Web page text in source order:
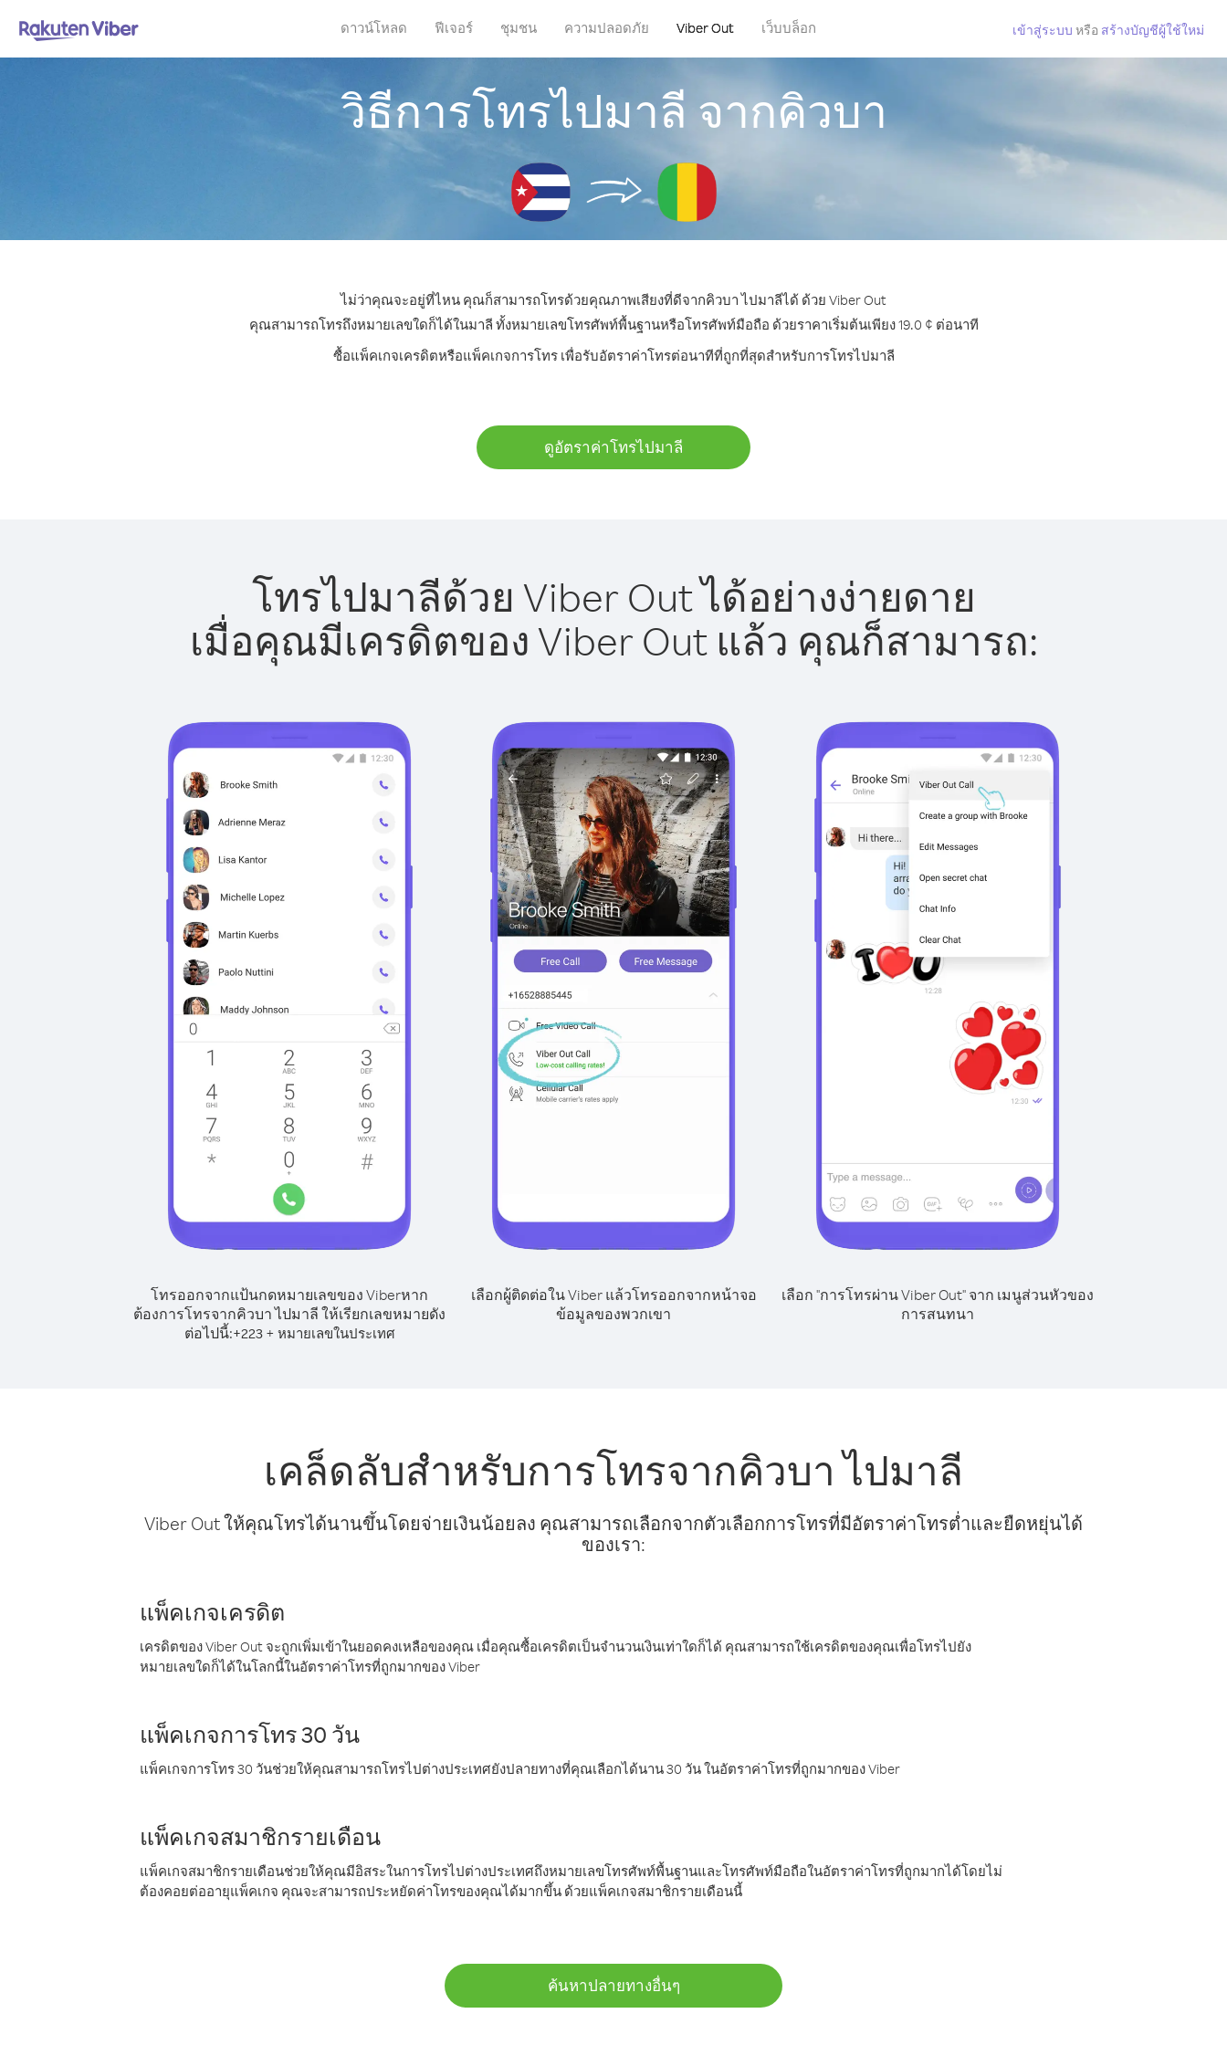
ดาวน์โหลด ฟีเจอร์ ชุมชน ความปลอดภัย Viber Out เว็บบล็อก เข้าสู่ระบบ หรือ สร้างบัญชีผู้ใช้ใหม่
วิธีการโทรไปมาลี จากคิวบา
ไม่ว่าคุณจะอยู่ที่ไหน คุณก็สามารถโทรด้วยคุณภาพเสียงที่ดีจากคิวบา ไปมาลีได้ ด้วย Viber Out
คุณสามารถโทรถึงหมายเลขใดก็ได้ในมาลี ทั้งหมายเลขโทรศัพท์พื้นฐานหรือโทรศัพท์มือถือ ด้วยราคาเริ่มต้นเพียง 19.0 ¢ ต่อนาที
ซื้อแพ็คเกจเครดิตหรือแพ็คเกจการโทร เพื่อรับอัตราค่าโทรต่อนาทีที่ถูกที่สุดสำหรับการโทรไปมาลี
ดูอัตราค่าโทรไปมาลี
โทรไปมาลีด้วย Viber Out ได้อย่างง่ายดาย
เมื่อคุณมีเครดิตของ Viber Out แล้ว คุณก็สามารถ:
โทรออกจากแป้นกดหมายเลขของ Viberหาก
ต้องการโทรจากคิวบา ไปมาลี ให้เรียกเลขหมายดัง
ต่อไปนี้:+223+ หมายเลขในประเทศ
เลือกผู้ติดต่อใน Viber แล้วโทรออกจากหน้าจอ
ข้อมูลของพวกเขา
เลือก "การโทรผ่าน Viber Out" จาก เมนูส่วนหัวของ
การสนทนา
เคล็ดลับสำหรับการโทรจากคิวบา ไปมาลี
Viber Out ให้คุณโทรได้นานขึ้นโดยจ่ายเงินน้อยลง คุณสามารถเลือกจากตัวเลือกการโทรที่มีอัตราค่าโทรต่ำและยืดหยุ่นได้
ของเรา:
แพ็คเกจเครดิต
เครดิตของ Viber Out จะถูกเพิ่มเข้าในยอดคงเหลือของคุณ เมื่อคุณซื้อเครดิตเป็นจำนวนเงินเท่าใดก็ได้ คุณสามารถใช้เครดิตของคุณเพื่อโทรไปยัง
หมายเลขใดก็ได้ในโลกนี้ในอัตราค่าโทรที่ถูกมากของ Viber
แพ็คเกจการโทร 30 วัน
แพ็คเกจการโทร 30 วันช่วยให้คุณสามารถโทรไปต่างประเทศยังปลายทางที่คุณเลือกได้นาน 30 วัน ในอัตราค่าโทรที่ถูกมากของ Viber
แพ็คเกจสมาชิกรายเดือน
แพ็คเกจสมาชิกรายเดือนช่วยให้คุณมีอิสระในการโทรไปต่างประเทศถึงหมายเลขโทรศัพท์พื้นฐานและโทรศัพท์มือถือในอัตราค่าโทรที่ถูกมากได้โดยไม่
ต้องคอยต่ออายุแพ็คเกจ คุณจะสามารถประหยัดค่าโทรของคุณได้มากขึ้น ด้วยแพ็คเกจสมาชิกรายเดือนนี้
ค้นหาปลายทางอื่นๆ